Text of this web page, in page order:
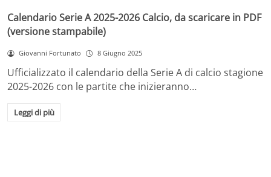
Calendario Serie A 2025-2026 Calcio, da scaricare in PDF
(versione stampabile)
Giovanni Fortunato 8 Giugno 2025
Ufficializzato il calendario della Serie A di calcio stagione
2025-2026 con le partite che inizieranno…
Leggi di più